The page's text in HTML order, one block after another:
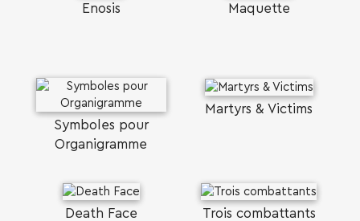
Enosis Maquette
Symboles pour
Organigramme
Martyrs & Victims
Death Face Trois combattants